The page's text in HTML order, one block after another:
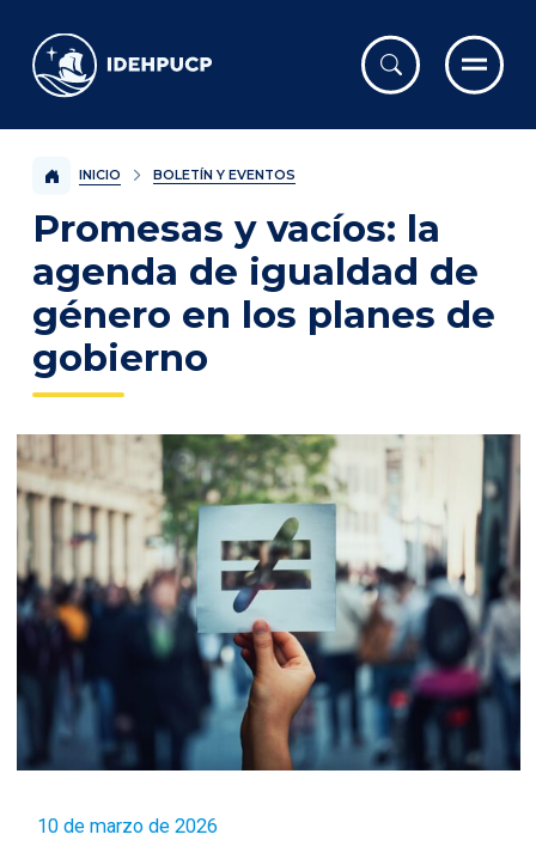
IDEHPUCP
INICIO BOLETÍN Y EVENTOS
Promesas y vacíos: la
agenda de igualdad de
género en los planes de
gobierno
10 de marzo de 2026